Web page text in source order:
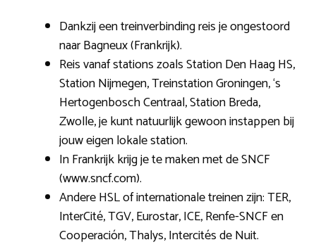
Dankzij een treinverbinding reis je ongestoord
naar Bagneux (Frankrijk).
Reis vanaf stations zoals Station Den Haag HS,
Station Nijmegen, Treinstation Groningen, ‘s
Hertogenbosch Centraal, Station Breda,
Zwolle, je kunt natuurlijk gewoon instappen bij
jouw eigen lokale station.
In Frankrijk krijg je te maken met de SNCF
(www.sncf.com).
Andere HSL of internationale treinen zijn: TER,
InterCité, TGV, Eurostar, ICE, Renfe-SNCF en
Cooperación, Thalys, Intercités de Nuit.